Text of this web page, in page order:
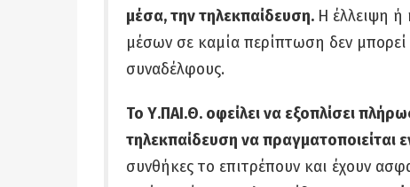
μέσα, την τηλεκπαίδευση. Η έλλειψη
μέσων σε καμία περίπτωση δεν
συναδέλφους.
Το Υ.ΠΑΙ.Θ. οφείλει να εξοπλίσει
τηλεκπαίδευση να πραγματοποιείται
συνθήκες το επιτρέπουν και έχουν